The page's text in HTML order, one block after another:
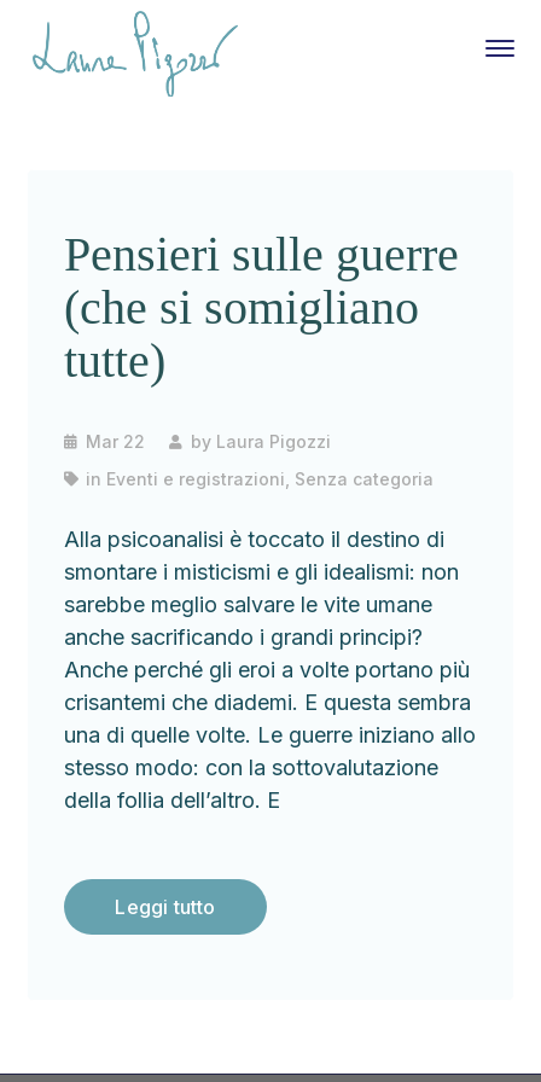
Pensieri sulle guerre
(che si somigliano
tutte)
Mar 22 by Laura Pigozzi
in Eventi e registrazioni Senza categoria
Alla psicoanalisi è toccato il destino di
smontare i misticismi e gli idealismi: non
sarebbe meglio salvare le vite umane
anche sacrificando i grandi principi?
Anche perché gli eroi a volte portano più
crisantemi che diademi. E questa sembra
una di quelle volte. Le guerre iniziano allo
stesso modo: con la sottovalutazione
della follia dell’altro. E
Leggi tutto